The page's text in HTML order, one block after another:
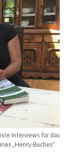
Interviews für das
„Henry-Buches“.